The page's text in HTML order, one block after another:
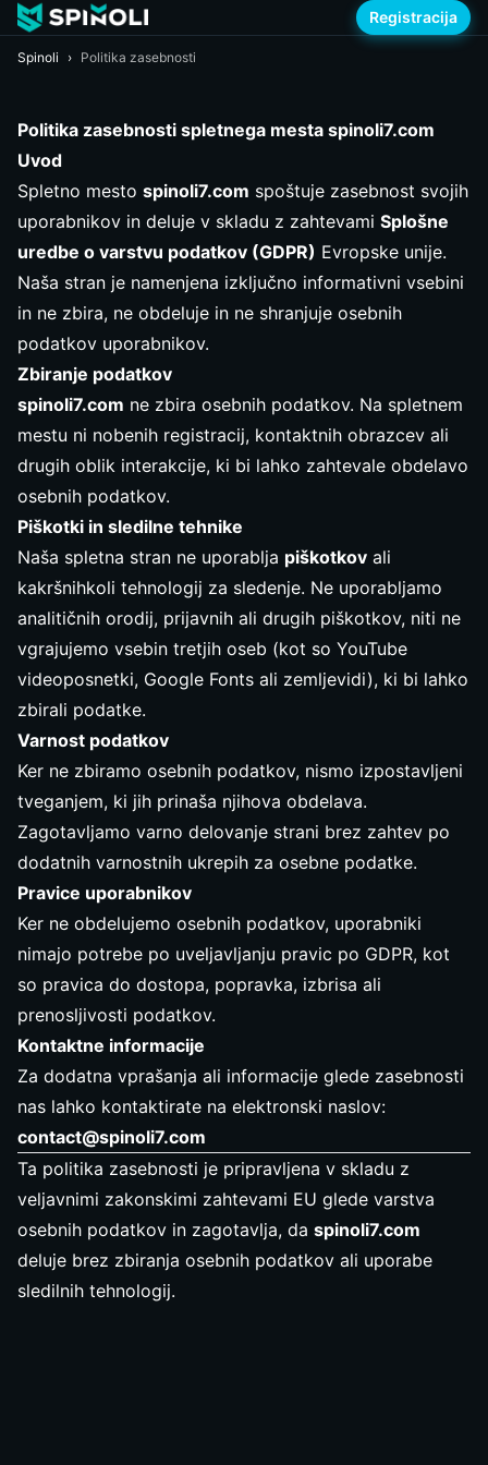
Registracija
Spinoli › Politika zasebnosti
Politika zasebnosti spletnega mesta spinoli7.com
Uvod
Spletno mesto spinoli7.com spoštuje zasebnost svojih
uporabnikov in deluje v skladu z zahtevami Splošne
uredbe o varstvu podatkov (GDPR) Evropske unije.
Naša stran je namenjena izključno informativni vsebini
in ne zbira, ne obdeluje in ne shranjuje osebnih
podatkov uporabnikov.
Zbiranje podatkov
spinoli7.com ne zbira osebnih podatkov. Na spletnem
mestu ni nobenih registracij, kontaktnih obrazcev ali
drugih oblik interakcije, ki bi lahko zahtevale obdelavo
osebnih podatkov.
Piškotki in sledilne tehnike
Naša spletna stran ne uporablja piškotkov ali
kakršnihkoli tehnologij za sledenje. Ne uporabljamo
analitičnih orodij, prijavnih ali drugih piškotkov, niti ne
vgrajujemo vsebin tretjih oseb (kot so YouTube
videoposnetki, Google Fonts ali zemljevidi), ki bi lahko
zbirali podatke.
Varnost podatkov
Ker ne zbiramo osebnih podatkov, nismo izpostavljeni
tveganjem, ki jih prinaša njihova obdelava.
Zagotavljamo varno delovanje strani brez zahtev po
dodatnih varnostnih ukrepih za osebne podatke.
Pravice uporabnikov
Ker ne obdelujemo osebnih podatkov, uporabniki
nimajo potrebe po uveljavljanju pravic po GDPR, kot
so pravica do dostopa, popravka, izbrisa ali
prenosljivosti podatkov.
Kontaktne informacije
Za dodatna vprašanja ali informacije glede zasebnosti
nas lahko kontaktirate na elektronski naslov:
contact@spinoli7.com
Ta politika zasebnosti je pripravljena v skladu z
veljavnimi zakonskimi zahtevami EU glede varstva
osebnih podatkov in zagotavlja, da spinoli7.com
deluje brez zbiranja osebnih podatkov ali uporabe
sledilnih tehnologij.